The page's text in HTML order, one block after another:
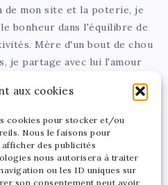
aux cookies
cookies pour stocker et/ou
Nous le faisons pour
des publicités
nous autorisera à traiter
ou les ID uniques sur
son consentement peut avoir
de mon site et la poterie, je
bonheur dans l'équilibre de
Mère d'un bout de chou
je partage avec lui l'amour